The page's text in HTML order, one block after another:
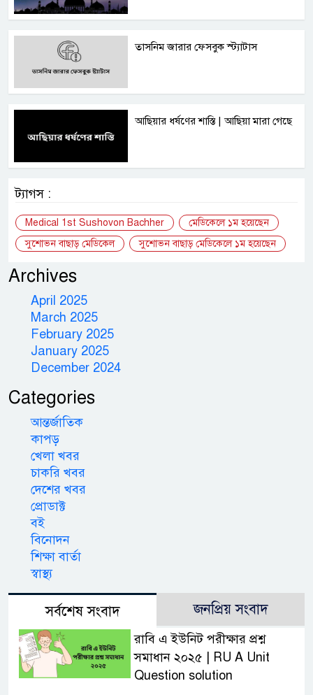
তাসনিম জারার ফেসবুক স্ট্যাটাস
আছিয়ার ধর্ষণের শাস্তি | আছিয়া মারা গেছে
ট্যাগস :
Medical 1st Sushovon Bachher
মেডিকেলে ১ম হয়েছেন
সুশোভন বাছাড় মেডিকেল
সুশোভন বাছাড় মেডিকেলে ১ম হয়েছেন
Archives
April 2025
March 2025
February 2025
January 2025
December 2024
Categories
আন্তর্জাতিক
কাপড়
খেলা খবর
চাকরি খবর
দেশের খবর
প্রোডাক্ট
বই
বিনোদন
শিক্ষা বার্তা
স্বাস্থ্য
সর্বশেষ সংবাদ জনপ্রিয় সংবাদ
রাবি এ ইউনিট পরীক্ষার প্রশ্ন
সমাধান ২০২৫ | RU A Unit
Question solution